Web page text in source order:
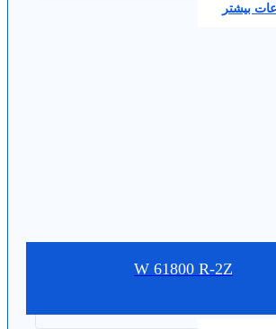
بیشتر
W 61800 R-2Z